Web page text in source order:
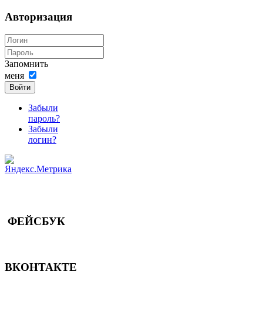
Авторизация
Запомнить
меня
Войти
Забыли
пароль?
Забыли
логин?
ФЕЙСБУК
ВКОНТАКТЕ